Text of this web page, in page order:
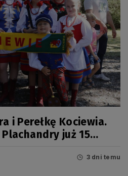
i Perełkę Kociewia.
już 15
3 dni temu